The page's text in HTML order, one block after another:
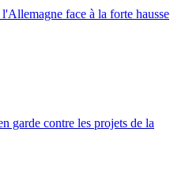
face à la forte hausse
garde contre les projets de la